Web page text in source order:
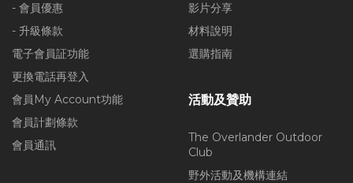
- 會員優惠
- 升級條款
電子會員証功能
更換電話再登入
會員My Account功能
會員計劃條款
會員通訊
影片分享
材料說明
選購指南
活動及贊助
The Overlander Outdoor
Club
野外活動及機構連結